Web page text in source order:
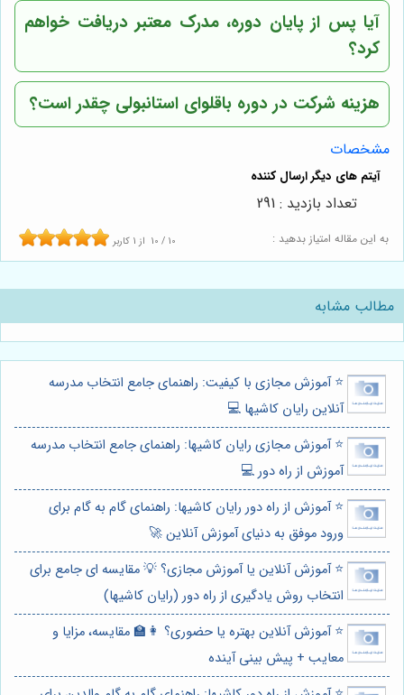
آیا پس از پایان دوره، مدرک معتبر دریافت خواهم
کرد؟
هزینه شرکت در دوره باقلوای استانبولی چقدر است؟
مشخصات
به این مقاله امتیاز بدهید : 10 / 10 از 1 کاربر
تعداد بازدید : 291
مطالب مشابه
⭐️ آموزش مجازی با کیفیت: راهنمای جامع انتخاب مدرسه
آنلاین رایان کاشیها 💻
⭐️ آموزش مجازی رایان کاشیها: راهنمای جامع انتخاب مدرسه
آموزش از راه دور 💻
⭐️ آموزش از راه دور رایان کاشیها: راهنمای گام به گام برای
ورود موفق به دنیای آموزش آنلاین 🚀
⭐️ آموزش آنلاین یا آموزش مجازی؟ 💡 مقایسه ای جامع برای
انتخاب روش یادگیری از راه دور (رایان کاشیها)
⭐️ آموزش آنلاین بهتره یا حضوری؟ 👩‍🏫 مقایسه، مزایا و
معایب + پیش بینی آینده